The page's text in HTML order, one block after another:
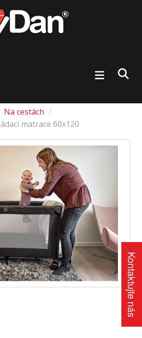
Na cestách /
matrace 60x120
Kontaktujte nás